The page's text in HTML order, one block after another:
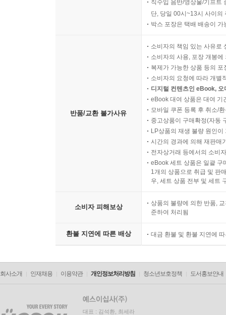
직수입 음반/영상물/기프트
단, 당일 00시~13시 사이의
박스 포장은 택배 배송이
반품/교환 불가사유
소비자의 책임 있는 사유로
소비자의 사용, 포장 개봉
복제가 가능한 상품 등의
소비자의 요청에 따라 개별
디지털 컨텐츠인 eBook,
eBook 대여 상품은 대여 기
모바일 쿠폰 등록 후 취소/
중고상품이 구매확정(자동
LP상품의 재생 불량 원인
시간의 경과에 의해 재판매
전자상거래 등에서의 소비
eBook 세트 상품은 일괄 구
1개의 상품으로 취급 및 판
우, 세트 상품 전부 및 세트
소비자 피해보상
상품의 불량에 의한 반품,
준하여 처리됨
환불 지연에 따른 배상 대금 환불 및 환불 지연에
회사소개 인재채용 이용약관 개인정보처리방침 청소년보호정책 도서홍보안내
대표 : 김석환, 최세라